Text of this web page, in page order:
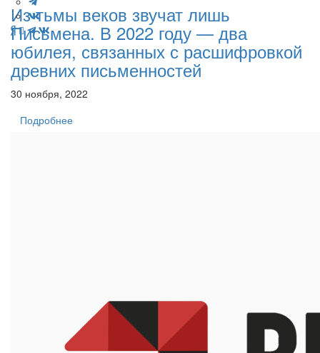
Из тьмы веков звучат лишь
Письмена. В 2022 году — два
юбилея, связанных с расшифровкой
древних письменностей
30 ноября, 2022
Подробнее